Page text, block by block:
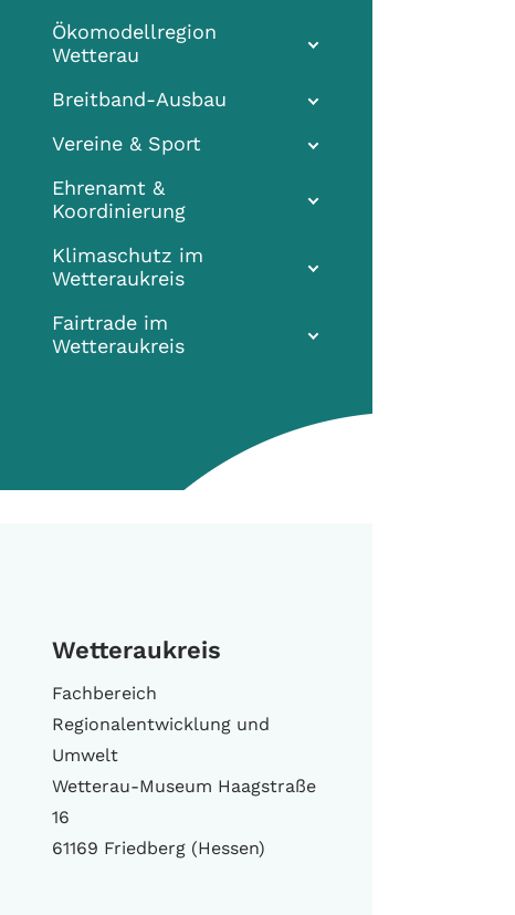
Ökomodellregion
Wetterau
Breitband-Ausbau
Vereine & Sport
Ehrenamt &
Koordinierung
Klimaschutz im
Wetteraukreis
Fairtrade im
Wetteraukreis
Wetteraukreis
Fachbereich
Regionalentwicklung und
Umwelt
Wetterau-Museum Haagstraße
16
61169 Friedberg (Hessen)